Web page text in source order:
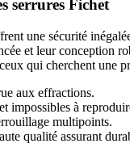
serrures Fichet
une sécurité
et leur conception
qui cherchent une
aux effractions.
impossibles à
multipoints.
qualité assurant